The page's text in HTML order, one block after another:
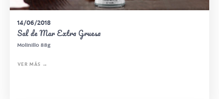
14/06/2018
Sal de Mar Extra Gruesa
Molinillo 88g
VER MÁS →